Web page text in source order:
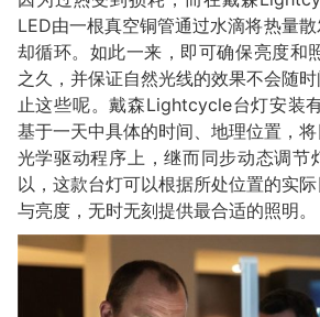
LED由一根真空铜管通过水滴将热量
却循环。如此一来，即可确保亮度和
之久，并保证自然光线的效果不会随
止这些呢。戴森Lightcycle台灯安装
基于一天中具体的时间、地理位置，
光学驱动程序上，继而同步动态调节
以，这款台灯可以根据所处位置的实
与亮度，无时无刻提供最合适的照明。